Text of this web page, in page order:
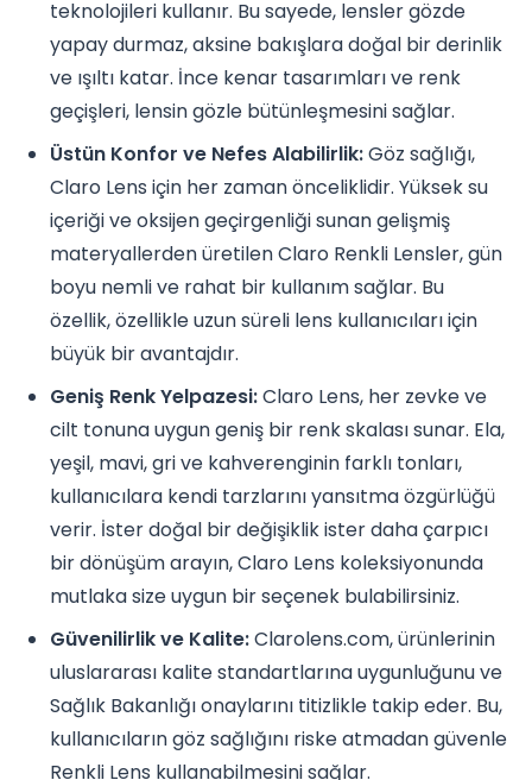
teknolojileri kullanır. Bu sayede, lensler gözde
yapay durmaz, aksine bakışlara doğal bir derinlik
ve ışıltı katar. İnce kenar tasarımları ve renk
geçişleri, lensin gözle bütünleşmesini sağlar.
Üstün Konfor ve Nefes Alabilirlik:Göz sağlığı,
Claro Lens için her zaman önceliklidir. Yüksek su
içeriği ve oksijen geçirgenliği sunan gelişmiş
materyallerden üretilen Claro Renkli Lensler, gün
boyu nemli ve rahat bir kullanım sağlar. Bu
özellik, özellikle uzun süreli lens kullanıcıları için
büyük bir avantajdır.
Geniş Renk Yelpazesi:Claro Lens, her zevke ve
cilt tonuna uygun geniş bir renk skalası sunar. Ela,
yeşil, mavi, gri ve kahverenginin farklı tonları,
kullanıcılara kendi tarzlarını yansıtma özgürlüğü
verir. İster doğal bir değişiklik ister daha çarpıcı
bir dönüşüm arayın, Claro Lens koleksiyonunda
mutlaka size uygun bir seçenek bulabilirsiniz.
Güvenilirlik ve Kalite:Clarolens.com, ürünlerinin
uluslararası kalite standartlarına uygunluğunu ve
Sağlık Bakanlığı onaylarını titizlikle takip eder. Bu,
kullanıcıların göz sağlığını riske atmadan güvenle
Renkli Lens kullanabilmesini sağlar.